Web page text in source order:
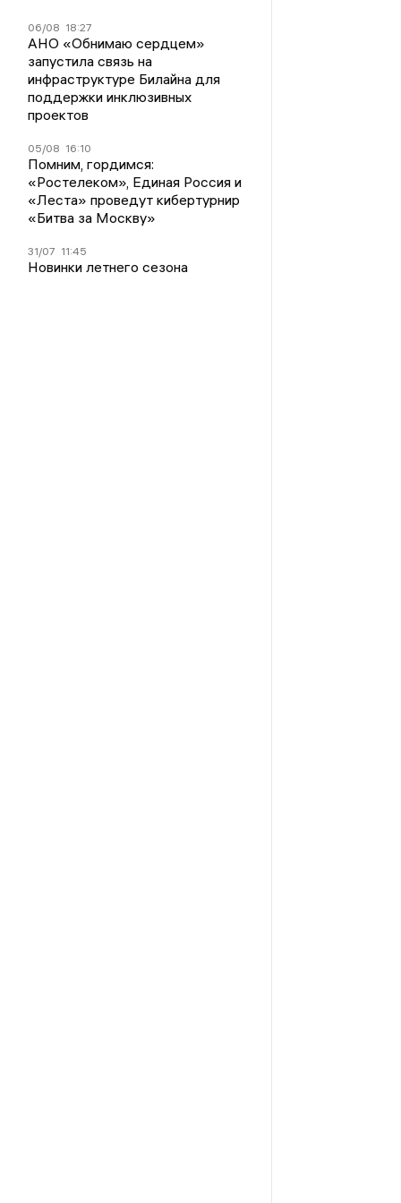
06/08 18:27
АНО «Обнимаю сердцем»
запустила связь на
инфраструктуре Билайна для
поддержки инклюзивных
проектов
05/08 16:10
Помним, гордимся:
«Ростелеком», Единая Россия и
«Леста» проведут кибертурнир
«Битва за Москву»
31/07 11:45
Новинки летнего сезона